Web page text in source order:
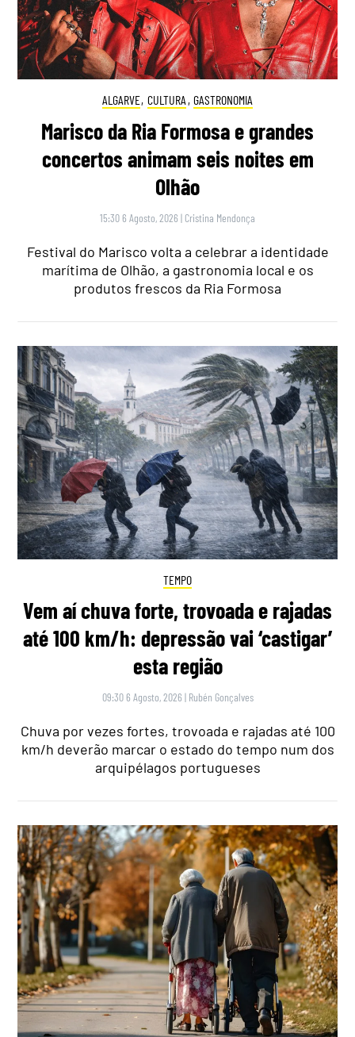
ALGARVE, CULTURA , GASTRONOMIA
Marisco da Ria Formosa e grandes
concertos animam seis noites em
Olhão
15:30 6 Agosto, 2026 | Cristina Mendonça
Festival do Marisco volta a celebrar a identidade
marítima de Olhão, a gastronomia local e os
produtos frescos da Ria Formosa
TEMPO
Vem aí chuva forte, trovoada e rajadas
até 100 km/h: depressão vai ‘castigar’
esta região
09:30 6 Agosto, 2026 | Rubén Gonçalves
Chuva por vezes fortes, trovoada e rajadas até 100
km/h deverão marcar o estado do tempo num dos
arquipélagos portugueses